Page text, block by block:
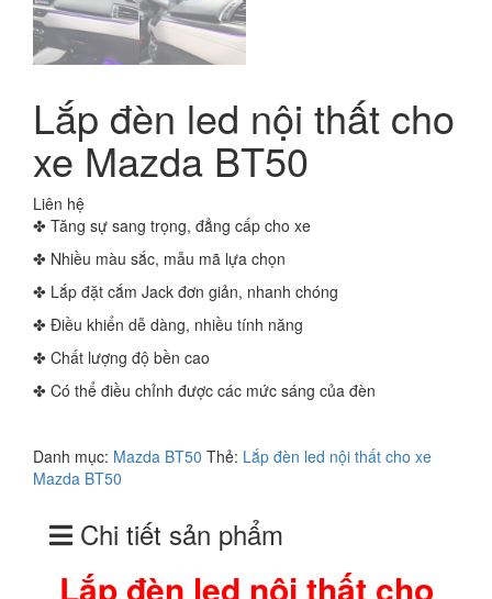
Lắp đèn led nội thất cho
xe Mazda BT50
Liên hệ
✤ Tăng sự sang trọng, đẳng cấp cho xe
✤ Nhiều màu sắc, mẫu mã lựa chọn
✤ Lắp đặt cắm Jack đơn giản, nhanh chóng
✤ Điều khiển dễ dàng, nhiều tính năng
✤ Chất lượng độ bền cao
✤ Có thể điều chỉnh được các mức sáng của đèn
Danh mục: Mazda BT50 Thẻ: Lắp đèn led nội thất cho xe
Mazda BT50
Chi tiết sản phẩm
Lắp đèn led nội thất cho